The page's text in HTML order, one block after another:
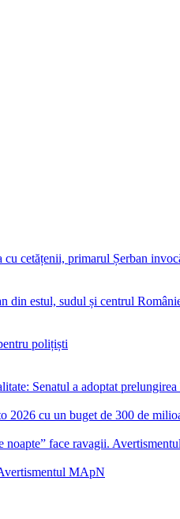
cu cetățenii, primarul Șerban
din estul, sudul și centrul
polițiști
Senatul a adoptat
2026 cu un buget de 300 de
noapte” face ravagii.
MApN